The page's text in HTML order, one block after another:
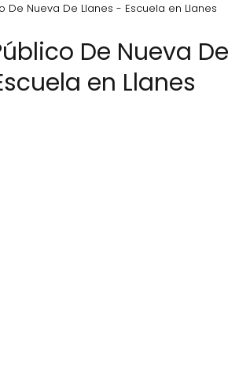
De Nueva De Llanes - Escuela en Llanes
en Llanes